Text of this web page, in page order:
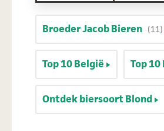
Broeder Jacob Bieren (11)
Top 10 België Top
Ontdek biersoort Blond